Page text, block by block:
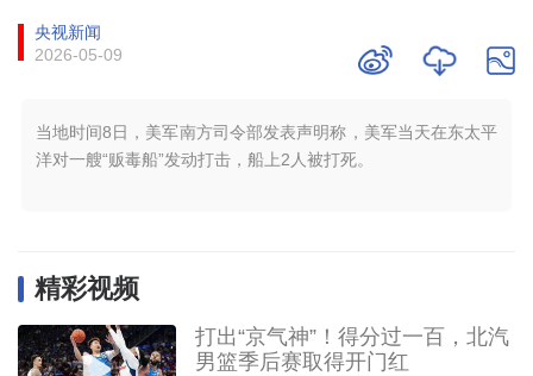
央视新闻
2026-05-09
当地时间8日，美军南方司令部发表声明称，美军当天在东太平
洋对一艘“贩毒船”发动打击，船上2人被打死。
精彩视频
打出“京气神”！得分过一百，北汽
男篮季后赛取得开门红